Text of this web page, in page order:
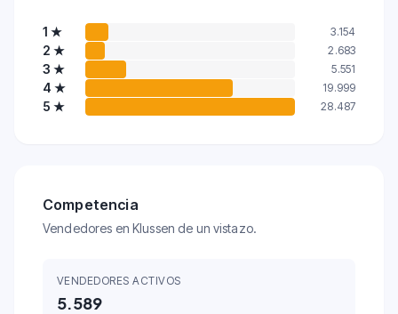
1 ★ 3.154
2 ★ 2.683
3 ★ 5.551
4 ★ 19.999
5 ★ 28.487
Competencia
Vendedores en Klussen de un vistazo.
VENDEDORES ACTIVOS
5.589